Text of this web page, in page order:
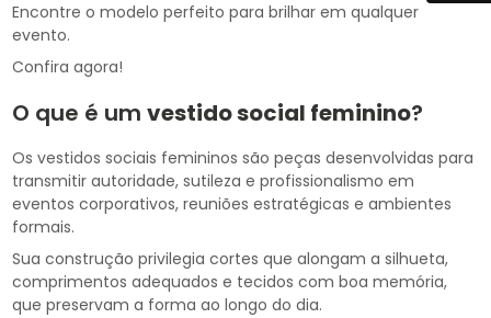
Encontre o modelo perfeito para brilhar em qualquer
evento.
Confira agora!
O que é umvestido social feminino?
Os vestidos sociais femininos são peças desenvolvidas para
transmitir autoridade, sutileza e profissionalismo em
eventos corporativos, reuniões estratégicas e ambientes
formais.
Sua construção privilegia cortes que alongam a silhueta,
comprimentos adequados e tecidos com boa memória,
que preservam a forma ao longo do dia.